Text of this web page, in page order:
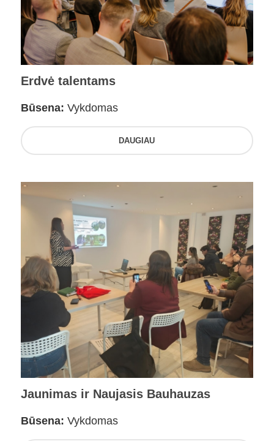
Erdvė talentams
Būsena: Vykdomas
DAUGIAU
Jaunimas ir Naujasis Bauhauzas
Būsena: Vykdomas